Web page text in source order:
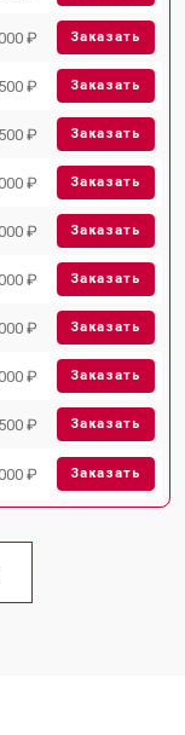
₽ Заказать
₽ Заказать
₽ Заказать
₽ Заказать
₽ Заказать
₽ Заказать
₽ Заказать
₽ Заказать
₽ Заказать
₽ Заказать